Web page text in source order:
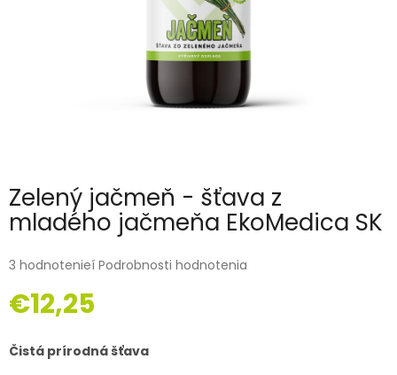
Zelený jačmeň - šťava z
mladého jačmeňa EkoMedica SK
3 hodnotenieí Podrobnosti hodnotenia
€12,25
cena:
Čistá prírodná šťava